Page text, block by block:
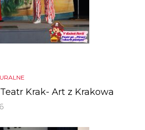
Krak- Art z Krakowa